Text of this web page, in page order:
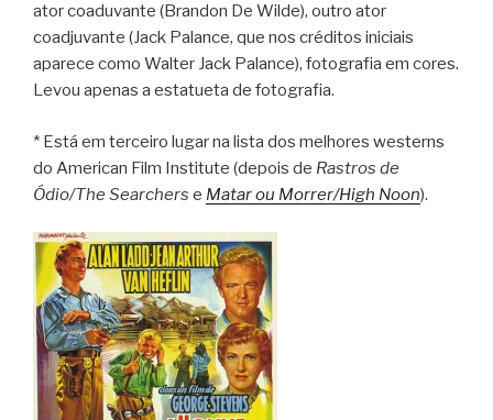
ator coaduvante (Brandon De Wilde), outro ator
coadjuvante (Jack Palance, que nos créditos iniciais
aparece como Walter Jack Palance), fotografia em cores.
Levou apenas a estatueta de fotografia.
* Está em terceiro lugar na lista dos melhores westerns
do American Film Institute (depois de Rastros de
Ódio/The Searchers e Matar ou Morrer/High Noon).